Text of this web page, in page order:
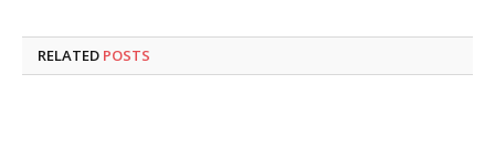
RELATED POSTS